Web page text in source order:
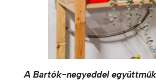
A Bartók-negyeddel